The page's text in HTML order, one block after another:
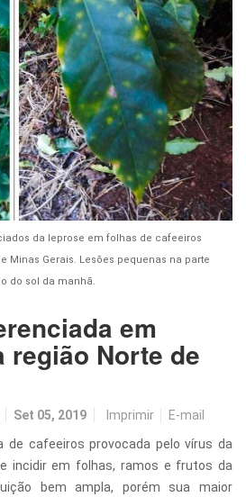
da leprose em folhas de cafeeiros
Minas Gerais. Lesões pequenas na parte
do sol da manhã.
em
região Norte de
Set 05, 2019 Imprimir
E-mail
de cafeeiros provocada pelo vírus da
incidir em folhas, ramos e frutos da
bem ampla, porém sua maior